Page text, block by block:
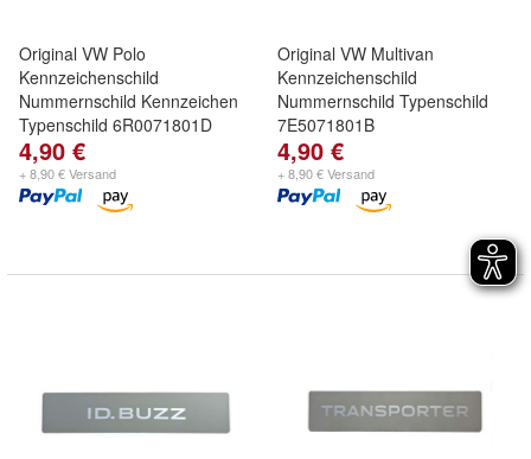
Original VW Polo
Kennzeichenschild
Nummernschild Kennzeichen
Typenschild 6R0071801D
4,90 €
+ 8,90 € Versand
Original VW Multivan
Kennzeichenschild
Nummernschild Typenschild
7E5071801B
4,90 €
+ 8,90 € Versand